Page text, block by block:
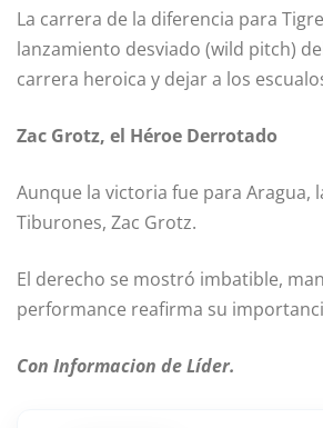
La carrera de la diferencia para
lanzamiento desviado (wild pitch)
carrera heroica y dejar a los
Zac Grotz, el Héroe Derrotado
Aunque la victoria fue para
Tiburones, Zac Grotz.
El derecho se mostró imbatible,
performance reafirma su
Con Informacion de Líder.